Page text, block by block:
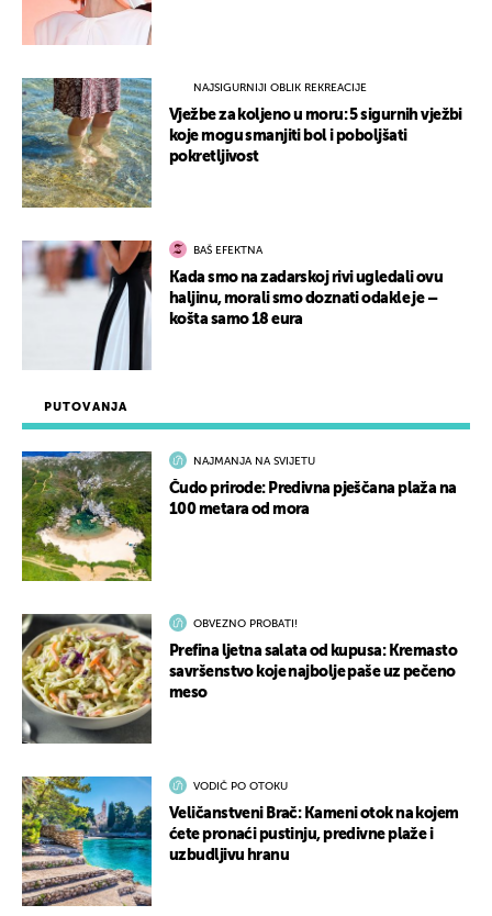
PUTOVANJA
NAJMANJA NA SVIJETU
Čudo prirode: Predivna pješčana plaža na
100 metara od mora
OBVEZNO PROBATI!
Prefina ljetna salata od kupusa: Kremasto
savršenstvo koje najbolje paše uz pečeno
meso
VODIČ PO OTOKU
Veličanstveni Brač: Kameni otok na kojem
ćete pronaći pustinju, predivne plaže i
uzbudljivu hranu
NAJSIGURNIJI OBLIK REKREACIJE
Vježbe za koljeno u moru: 5 sigurnih vježbi
koje mogu smanjiti bol i poboljšati
pokretljivost
BAŠ EFEKTNA
Kada smo na zadarskoj rivi ugledali ovu
haljinu, morali smo doznati odakle je –
košta samo 18 eura